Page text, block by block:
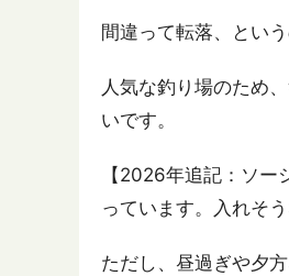
間違って転落、とい
人気な釣り場のため
いです。
【2026年追記：ソ
っています。入れそ
ただし、昼過ぎや夕